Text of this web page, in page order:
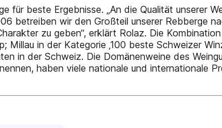
für beste Ergebnisse. „An die Qualität unserer
betreiben wir den Großteil unserer Rebberge
zu geben“, erklärt Rolaz. Die
in der Kategorie ‚100 beste Schweizer
in der Schweiz. Die Domänenweine des
haben viele nationale und internationale